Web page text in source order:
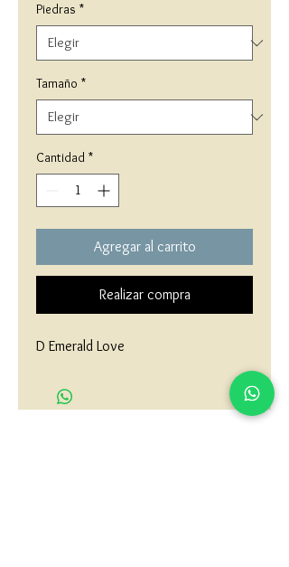
Piedras *
Tamaño *
Cantidad *
Agregar al carrito
Realizar compra
D Emerald Love